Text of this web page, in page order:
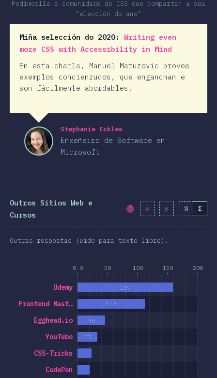
Pedímoslle á comunidade de CSS que compartan a súa
“elección do ano”
Miña selección do 2020: Writing even
more CSS with Accessibility in Mind
En esta charla, Manuel Matuzovic provee
exemplos concienzudos, que enganchan e
son fácilmente abordables.
Stephanie Eckles
Enxeñeiro de Software en
Microsoft
Outros Sitios Web e
Cursos
Porcentaxe % Σ
Outras respostas (eido para texto libre).
0.0 50 100 150 200
CodePen
CSS-Tricks
YouTube
Egghead.io
Frontend Mast…
Udemy
33
46
112
159